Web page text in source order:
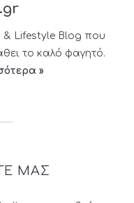
& Lifestyle Blog που
το καλό φαγητό.
»
ΜΑΣ